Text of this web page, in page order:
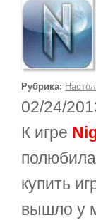
Рубрика:
02/24/
К игре
купить
вышло у